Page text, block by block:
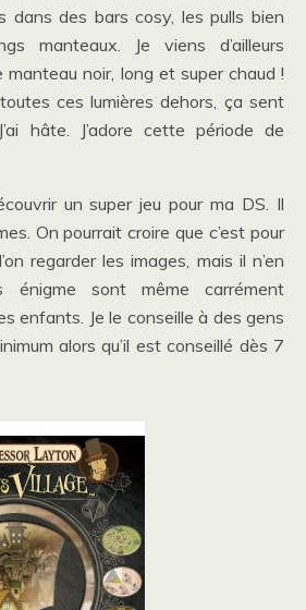
dans des bars cosy, les pulls bien
manteaux. Je viens d’ailleurs
manteau noir, long et super chaud !
toutes ces lumières dehors, ça sent
hâte. J’adore cette période de
un super jeu pour ma DS. Il
On pourrait croire que c’est pour
regarder les images, mais il n’en
énigme sont même carrément
enfants. Je le conseille à des gens
alors qu’il est conseillé dès 7